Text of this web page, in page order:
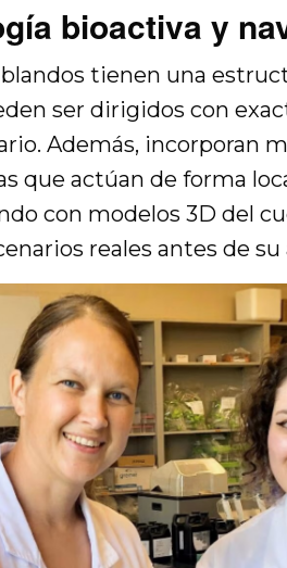
bioactiva y
tienen una
ser dirigidos con
Además, incorporan
que actúan de forma
con modelos 3D del
reales antes de